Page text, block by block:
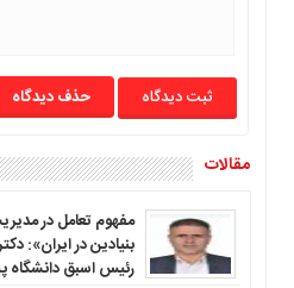
حذف دیدگاه
مقالات
مفهوم تعامل در
بنیادین در ایران»:
رئیس اسبق دانشگاه